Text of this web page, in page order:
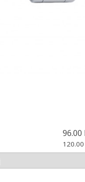
96.00
120.00